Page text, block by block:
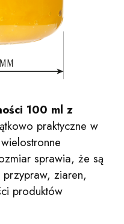
100 ml z
praktyczne w
sprawia, że są
ziaren,
produktów